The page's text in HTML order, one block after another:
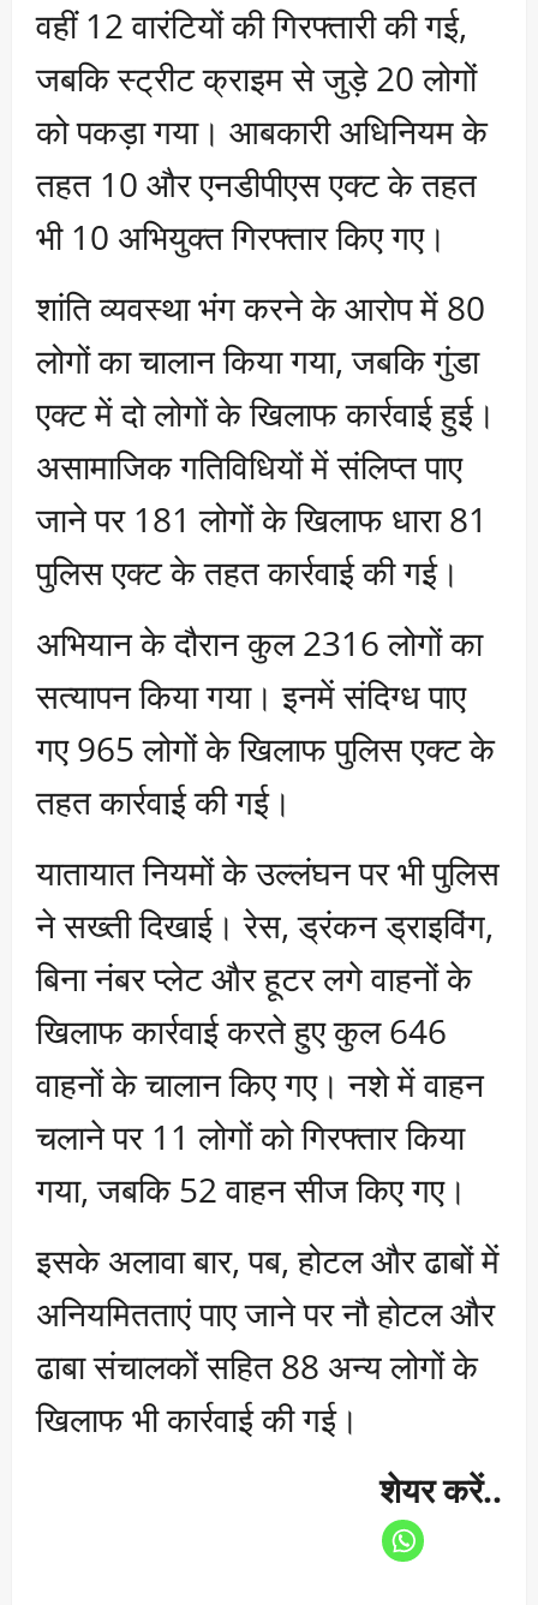
वहीं 12 वारंटियों की गिरफ्तारी की गई,
जबकि स्ट्रीट क्राइम से जुड़े 20 लोगों
को पकड़ा गया। आबकारी अधिनियम के
तहत 10 और एनडीपीएस एक्ट के तहत
भी 10 अभियुक्त गिरफ्तार किए गए।
शांति व्यवस्था भंग करने के आरोप में 80
लोगों का चालान किया गया, जबकि गुंडा
एक्ट में दो लोगों के खिलाफ कार्रवाई हुई।
असामाजिक गतिविधियों में संलिप्त पाए
जाने पर 181 लोगों के खिलाफ धारा 81
पुलिस एक्ट के तहत कार्रवाई की गई।
अभियान के दौरान कुल 2316 लोगों का
सत्यापन किया गया। इनमें संदिग्ध पाए
गए 965 लोगों के खिलाफ पुलिस एक्ट के
तहत कार्रवाई की गई।
यातायात नियमों के उल्लंघन पर भी पुलिस
ने सख्ती दिखाई। रेस, ड्रंकन ड्राइविंग,
बिना नंबर प्लेट और हूटर लगे वाहनों के
खिलाफ कार्रवाई करते हुए कुल 646
वाहनों के चालान किए गए। नशे में वाहन
चलाने पर 11 लोगों को गिरफ्तार किया
गया, जबकि 52 वाहन सीज किए गए।
इसके अलावा बार, पब, होटल और ढाबों में
अनियमितताएं पाए जाने पर नौ होटल और
ढाबा संचालकों सहित 88 अन्य लोगों के
खिलाफ भी कार्रवाई की गई।
शेयर करें..